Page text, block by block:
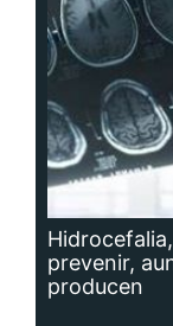
prevenir,
producen